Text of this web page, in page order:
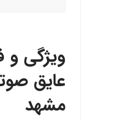
ویژگی
عایق
مشهد